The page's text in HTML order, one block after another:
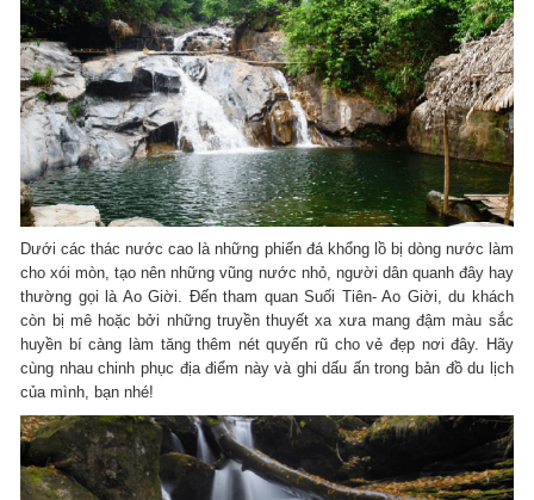
Dưới các thác nước cao là những phiến đá khổng lồ bị dòng nước làm
cho xói mòn, tạo nên những vũng nước nhỏ, người dân quanh đây hay
thường gọi là Ao Giời. Đến tham quan Suối Tiên- Ao Giời, du khách
còn bị mê hoặc bởi những truyền thuyết xa xưa mang đậm màu sắc
huyền bí càng làm tăng thêm nét quyến rũ cho vẻ đẹp nơi đây. Hãy
cùng nhau chinh phục địa điểm này và ghi dấu ấn trong bản đồ du lịch
của mình, bạn nhé!